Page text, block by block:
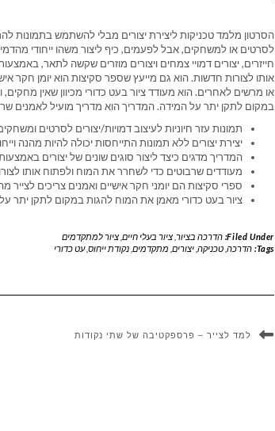
הסרטון מלמד טכניקות ליצירת יצורים מבלי להשתמש בתמונות
לסרטים או למשחקים, אבל לפעמים, כיף ליצור משהו ייחודי
חייזרים, יצורים דמויי צמחים ויצורים מוזרים שקשה לתאר,
אותו לצורות חדשות. הוא גם מייעץ שספר סקיצות הוא יומן חקר
או מרשים לאחרים. הוא מעודד ציור בעט כדורי מכיוון שאין
במקום לתקן יתר על המידה. המדריך הוא מדריך מועיל לאמנים
תמונות עזר חיוניות לעיצוב דמויות/יצורים לסרטים
יצירת יצורים ללא תמונות התייחסות יכולה להיות מהנה
המדריך מדגים כיצד ליצור סוגים שונים של יצורים
מעודדים שרבוטים כדי לשחרר את המוח ולפתוח אותו
ספרי סקיצות הם יומני חקר אישיים ואמנים צריכים
ציור בעט כדורי מאמן את המוח להגות במקום לתקן יתר
Filed Under: הדרכה בציור, ציור בעלי חיים, ציור למתקדמים
Tags: הדרכה, טכניקה, יצורים, מתקדמים, נקודת ייחוס,עט כדורי
למד לצייר – פרספקטיבה של שתי נקודות